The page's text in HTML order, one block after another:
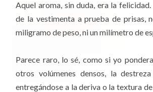
Aquel aroma, sin duda, era la
de la vestimenta a prueba de prisas,
miligramo de peso, ni un milímetro de
Parece raro, lo sé, como si yo
otros volúmenes densos, la
entregándose a la deriva o la textura